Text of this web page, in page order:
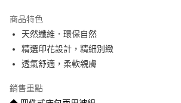
街口支付
悠遊付
全盈+PAY
商品特色
天然纖維．環保自然
精選印花設計，精細別緻
透氣舒適，柔軟親膚
銷售重點